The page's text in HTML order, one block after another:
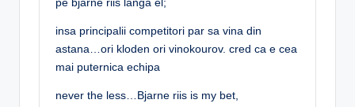
pe bjarne riis langa el;
insa principalii competitori par sa vina din
astana…ori kloden ori vinokourov. cred ca e cea
mai puternica echipa
never the less…Bjarne riis is my bet,